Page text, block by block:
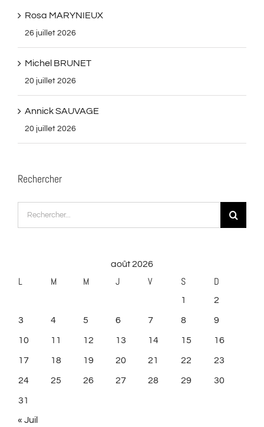
Rosa MARYNIEUX
26 juillet 2026
Michel BRUNET
20 juillet 2026
Annick SAUVAGE
20 juillet 2026
Rechercher
Rechercher:
août 2026
L M M J V S D
1 2
3 4 5 6 7 8 9
10 11 12 13 14 15 16
17 18 19 20 21 22 23
24 25 26 27 28 29 30
31
« Juil